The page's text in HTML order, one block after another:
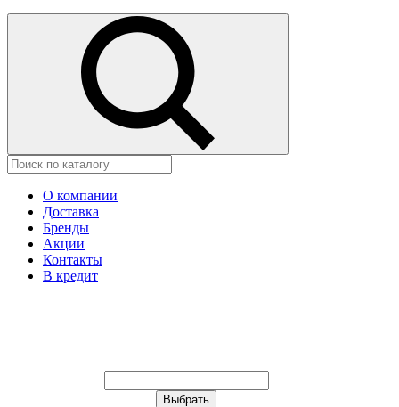
О компании
Доставка
Бренды
Акции
Контакты
В кредит